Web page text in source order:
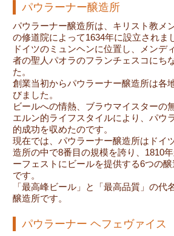
パウラーナー醸造所
パウラーナー醸造所は、キリスト教メ
の修道院によって1634年に設立されま
ドイツのミュンヘンに位置し、メンデ
者の聖人パオラのフランチェスコにち
た。
創業当初からパウラーナー醸造所は各
びました。
ビールへの情熱、ブラウマイスターの
エルン的ライフスタイルにより、パウ
的成功を収めたのです。
現在では、パウラーナー醸造所はドイ
造所の中で8番目の規模を誇り、1810
ーフェストにビールを提供する6つの
です。
「最高峰ビール」と「最高品質」の代
醸造所です。
パウラーナー ヘフェヴァイス